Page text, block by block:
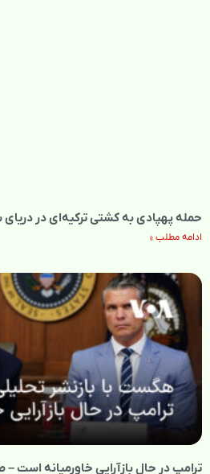
حمله پهپادی به کشتی ترکیه‌ای در دریای
ادامه مطلب »
ترامپ در حال بازآرایی خاورمیانه است –